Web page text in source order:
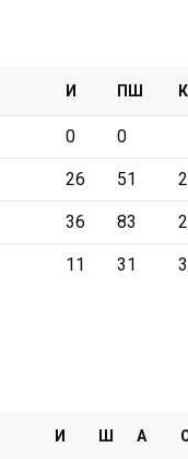
Тигры
И ПШ
0 0
26 51
36 83
11 31
И Ш А